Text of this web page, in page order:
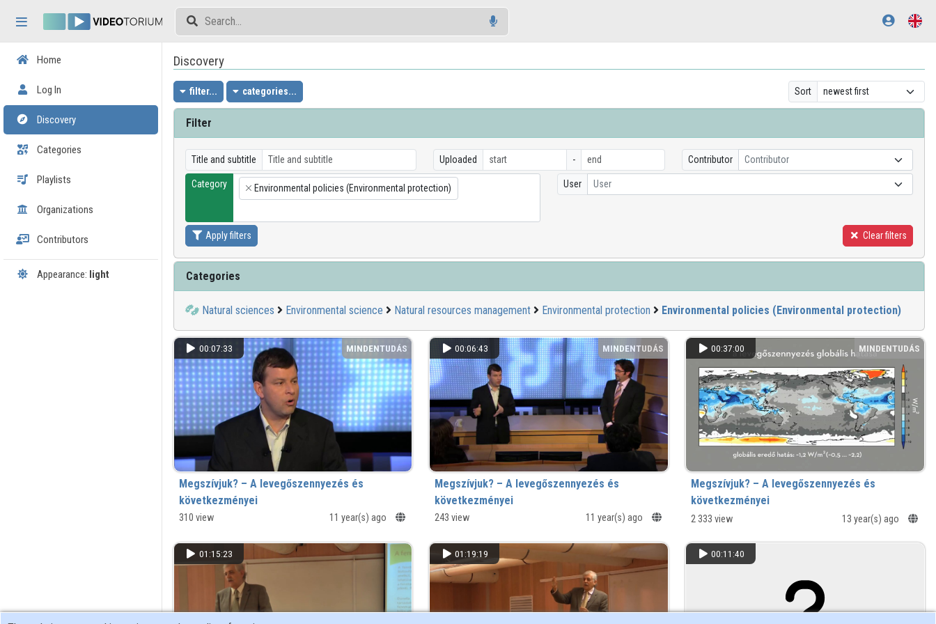
Home
Log In
Discovery
Categories
Playlists
Organizations
Contributors
Appearance: light
Discovery
filter... categories... Sort
Filter
Title and subtitle Uploaded - Contributor Contributor
Category
×
Environmental policies (Environmental protection) User User
Apply filters Clear filters
Categories
Natural sciences Environmental science Natural resources management Environmental protection Environmental policies (Environmental protection)
00:07:33 MINDENTUDÁS
Megszívjuk? – A levegőszennyezés és
következményei
Rövidített változat
310 view 11 year(s) ago
00:06:43 MINDENTUDÁS
Megszívjuk? – A levegőszennyezés és
következményei
Közönségkérdések
243 view 11 year(s) ago
00:37:00 MINDENTUDÁS
Megszívjuk? – A levegőszennyezés és
következményei
2 333 view 13 year(s) ago
01:15:23 01:19:19 00:11:40